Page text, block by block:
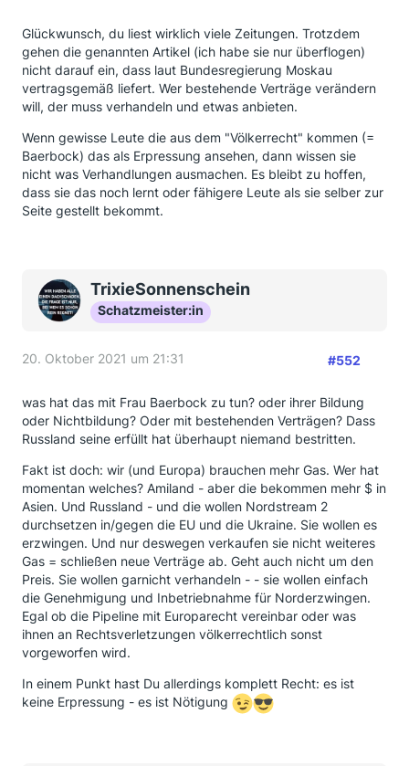
Glückwunsch, du liest wirklich viele Zeitungen. Trotzdem
gehen die genannten Artikel (ich habe sie nur überflogen)
nicht darauf ein, dass laut Bundesregierung Moskau
vertragsgemäß liefert. Wer bestehende Verträge verändern
will, der muss verhandeln und etwas anbieten.
Wenn gewisse Leute die aus dem "Völkerrecht" kommen (=
Baerbock) das als Erpressung ansehen, dann wissen sie
nicht was Verhandlungen ausmachen. Es bleibt zu hoffen,
dass sie das noch lernt oder fähigere Leute als sie selber zur
Seite gestellt bekommt.
TrixieSonnenschein
Schatzmeister:in
20. Oktober 2021 um 21:31 #552
was hat das mit Frau Baerbock zu tun? oder ihrer Bildung
oder Nichtbildung? Oder mit bestehenden Verträgen? Dass
Russland seine erfüllt hat überhaupt niemand bestritten.
Fakt ist doch: wir (und Europa) brauchen mehr Gas. Wer hat
momentan welches? Amiland - aber die bekommen mehr $ in
Asien. Und Russland - und die wollen Nordstream 2
durchsetzen in/gegen die EU und die Ukraine. Sie wollen es
erzwingen. Und nur deswegen verkaufen sie nicht weiteres
Gas = schließen neue Verträge ab. Geht auch nicht um den
Preis. Sie wollen garnicht verhandeln - - sie wollen einfach
die Genehmigung und Inbetriebnahme für Norderzwingen.
Egal ob die Pipeline mit Europarecht vereinbar oder was
ihnen an Rechtsverletzungen völkerrechtlich sonst
vorgeworfen wird.
In einem Punkt hast Du allerdings komplett Recht: es ist
keine Erpressung - es ist Nötigung